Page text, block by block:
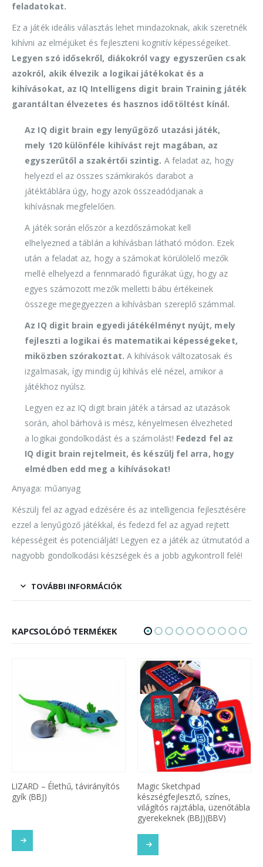
feladatokat.
Ez a játék ideális választás lehet mindazoknak, akik szeretnék
kihívni az elméjüket és fejleszteni kognitív képességeiket.
Legyen szó idősekről, diákokról vagy egyszerűen csak
azokról, akik élvezik a logikai játékokat és a
kihívásokat, az IQ Intelligens digit brain Training játék
garantáltan élvezetes és hasznos időtöltést kínál.
Az IQ digit brain egy lenyűgöző utazási játék,
mely 120 különféle kihívást rejt magában, az
egyszerűtől a szakértői szintig. A feladat az, hogy
helyezd el az összes számkirakós darabot a
játéktáblára úgy, hogy azok összeadódjanak a
kihívásnak megfelelően.
A játék során először a kezdőszámokat kell
elhelyezned a táblán a kihívásban látható módon. Ezek
után a feladat az, hogy a számokat körülölelő mezők
mellé elhelyezd a fennmaradó figurákat úgy, hogy az
egyes számozott mezők melletti bábu értékeinek
összege megegyezzen a kihívásban szereplő számmal.
Az IQ digit brain egyedi játékélményt nyújt, mely
fejleszti a logikai és matematikai képességeket,
miközben szórakoztat. A kihívások változatosak és
izgalmasak, így mindig új kihívás elé nézel, amikor a
játékhoz nyúlsz.
Legyen ez az IQ digit brain játék a társad az utazások
során, ahol bárhová is mész, kényelmesen élvezheted
a logikai gondolkodást és a számolást! Fedezd fel az
IQ digit brain rejtelmeit, és készülj fel arra, hogy
elmédben edd meg a kihívásokat!
Anyaga: műanyag
Készülj fel az agyad edzésére és az intelligencia fejlesztésére
ezzel a lenyűgöző játékkal, és fedezd fel az agyad rejtett
képességeit és potenciálját! Legyen ez a játék az útmutatód a
nagyobb gondolkodási készségek és a jobb agykontroll felé!
TOVÁBBI INFORMÁCIÓK
KAPCSOLÓDÓ TERMÉKEK
Magic Sketchpad
készségfejlesztő, színes,
világítós rajztábla, üzenőtábla
Transformers 2 in1 játék –
robot szuperhőssé
távirányítós autó (BBJ)
TOVÁBB OLVASOM